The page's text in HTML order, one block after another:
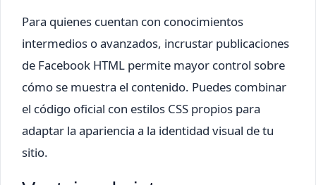
Para quienes cuentan con conocimientos
intermedios o avanzados, incrustar publicaciones
de Facebook HTML permite mayor control sobre
cómo se muestra el contenido. Puedes combinar
el código oficial con estilos CSS propios para
adaptar la apariencia a la identidad visual de tu
sitio.